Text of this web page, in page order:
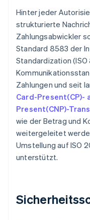
Hinter jeder
strukturierte
Zahlungsabwickler
Standard 8583 der
Standardization
Zahlungen und seit
Card-Present(CP)-
Present(CNP)-
wie der Betrag und
weitergeleitet
Umstellung auf ISO
unterstützt.